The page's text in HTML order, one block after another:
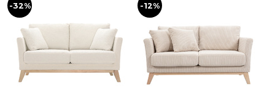
-32% -12%